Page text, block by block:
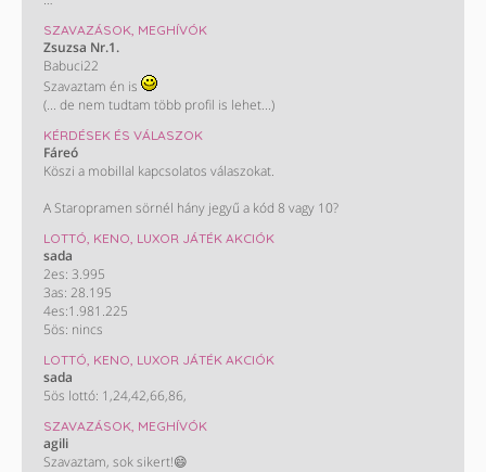
/ Most nem műkszik a screvo oldal de majd biztos helyrehozzàk/
SZAVAZÁSOK, MEGHÍVÓK
Zsuzsa Nr.1.
Babuci22
Szavaztam én is
(... de nem tudtam több profil is lehet...)
KÉRDÉSEK ÉS VÁLASZOK
Fáreó
Köszi a mobillal kapcsolatos válaszokat.
A Staropramen sörnél hány jegyű a kód 8 vagy 10?
LOTTÓ, KENO, LUXOR JÁTÉK AKCIÓK
sada
2es: 3.995
3as: 28.195
4es:1.981.225
5ös: nincs
LOTTÓ, KENO, LUXOR JÁTÉK AKCIÓK
sada
5ös lottó: 1,24,42,66,86,
SZAVAZÁSOK, MEGHÍVÓK
agili
Szavaztam, sok sikert!😄